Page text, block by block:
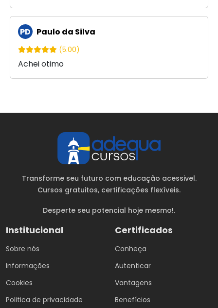
PD Paulo da Silva
(5.00)
Achei otimo
Transforme seu futuro com educação acessivel.
Cursos gratuitos, certificações flexíveis.
Desperte seu potencial hoje mesmo!.
Institucional
Sobre nós
Informações
Cookies
Politica de privacidade
Certificados
Conheça
Autenticar
Vantagens
Benefícios